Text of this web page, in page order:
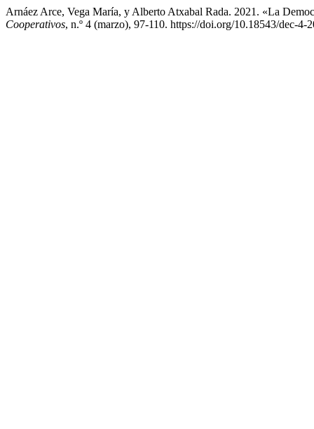
Arnáez Arce, Vega María, y Alberto Atxabal Rada. 2021. «La
Cooperativos, n.º 4 (marzo), 97-110. https://doi.org/10.18543/dec-4-